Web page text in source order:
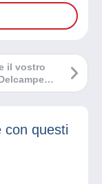
il vostro
fuori
con questi